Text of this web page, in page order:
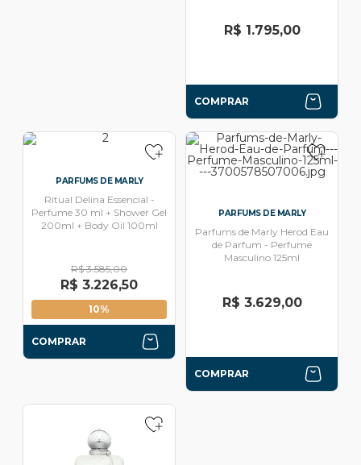
R$ 1.795,00
COMPRAR
PARFUMS DE MARLY
Ritual Delina Essencial -
Perfume 30 ml + Shower Gel
200ml + Body Oil 100ml
R$ 3.585,00
R$ 3.226,50
10%
COMPRAR
PARFUMS DE MARLY
Parfums de Marly Herod Eau
de Parfum - Perfume
Masculino 125ml
R$ 3.629,00
COMPRAR